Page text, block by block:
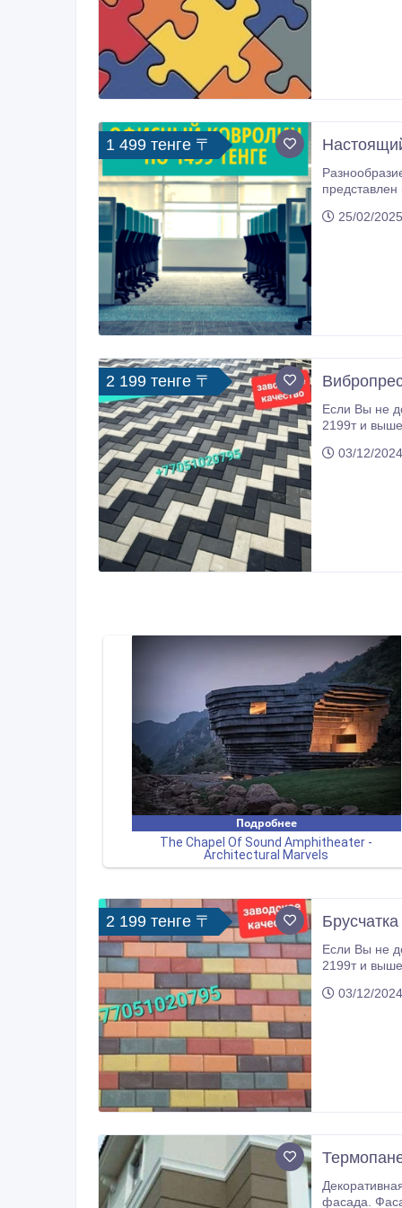
1 499 тенге 〒
Разнообразие
представлен в цветовой гамме
лучей,
25/02/
2 199 тенге 〒
Если Вы не дозвонились, пожалуйста , напишите на WhatsApp,
2199т и
поставщиков.
03/12/
2 199 тенге 〒
Если Вы не дозвонились, пожалуйста , напишите на WhatsApp,
2199т и
поставщиков.
03/12/
Декоративная панель
фасада.